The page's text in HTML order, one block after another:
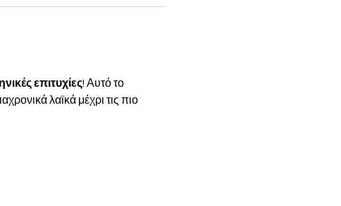
επιτυχίες! Αυτό το
λαϊκά μέχρι τις πιο